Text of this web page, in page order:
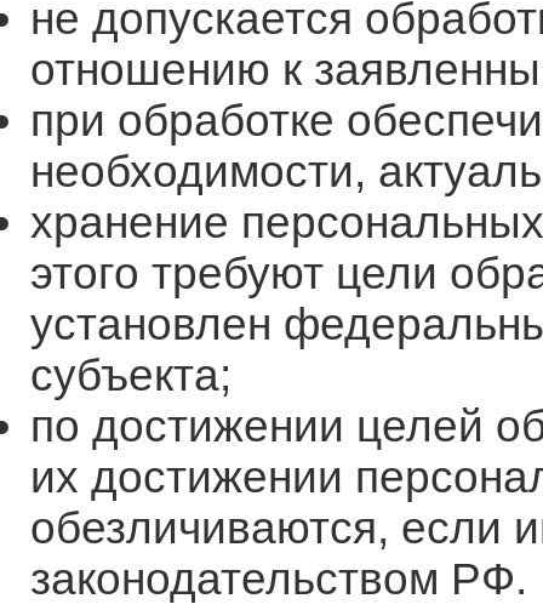
не допускается
отношению к
при обработке
необходимости,
хранение
этого требуют цели
установлен
субъекта;
по достижении целей
их достижении
обезличиваются, если
законодательством РФ.